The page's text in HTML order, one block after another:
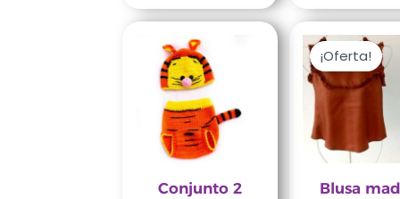
Conjunto 2
Rango
precios:
Este
producto
tiene
múltiples
variantes.
opciones
¡Oferta!
Blusa
era: